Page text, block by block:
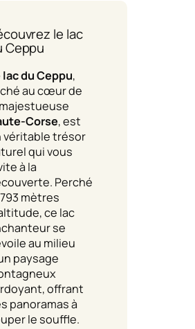
le lac
Ceppu
lac du Ceppu,
au cœur de
Corse, est
véritable trésor
qui vous
à la
Perché
mètres
ce lac
se
au milieu
paysage
offrant
panoramas à
le souffle.